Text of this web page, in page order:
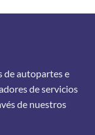
de autopartes e
de servicios
de nuestros